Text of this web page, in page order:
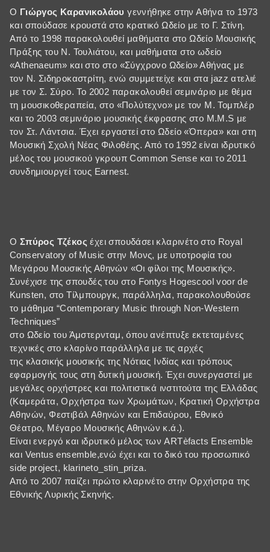
Ο Γιώργος Καρανικολάου γεννήθηκε στην Αθήνα το 1973
και σπούδασε κρουστά στο κρατικό Ωδείο με το Γ. Στίνη.
Από το 1998 παρακολουθεί μαθήματα στο Ωδείο Μουσικής
Πράξης του Ν. Τουλιάτου, και μαθήματα στο ωδείο
«Athenaeum» και στο στο «Σύγχρονο Ωδείο» Αθήνας με
τον Ν. Σιδηροκαστρίτη, ενώ συμμετείχε και στα jazz ατελιέ
με τον Σ. Σύρο. Το 2002 παρακολουθεί σεμινάριο με θέμα
τη μουσικοθεραπεία, στο «Πολύτεχνο» με τον Μ. Τομπλέρ
και το 2003 σεμινάριο μουσικής έκφρασης στο M.M.S με
τον Στ. Λάντσια. Έχει εργαστεί στο Ωδείο «Όπερα» και στη
Μουσική Σχολή Νέας Φιλοθέης. Από το 1992 είναι ιδρυτικό
μέλος του μουσικού γκρουπ Common Sense και το 2011
συνδημιουργεί τους Earnest.
Ο Σπύρος Τζέκος έχει σπουδάσει κλαρινέτο στο Royal
Conservatory of Music στην Μονς, με υποτροφία του
Μεγάρου Μουσικής Αθηνών «Οι φίλοι της Μουσικής».
Συνέχισε της σπουδές του στο Fontys Hogescool voor de
Kunsten, στο Τίλμπουργκ, παράλληλα, παρακολουθούσε
το μάθημα “Contemporary Music through Non-Western
Techniques”
στο Ωδείο του Άμστερνταμ, όπου ανέπτυξε εκτεταμένες
τεχνικές στο κλαρίνο παράλληλα με τις αρχές
της κλασικής μουσικής της Νότιας Ινδίας και τρόπους
εφαρμογής τους στη δυτική μουσική. Έχει συνεργαστεί με
μεγάλες ορχήστρες και πολιτιστικά ινστιτούτα της Ελλάδας
(Καμεράτα, Ορχήστρα των Χρωμάτων, Κρατική Ορχήστρα
Αθηνών, Φεστιβάλ Αθηνών και Επιδαύρου, Εθνικό
Θέατρο, Μέγαρο Μουσικής Αθηνών κ.ά.).
Είναι ενεργό και ιδρυτικό μέλος των ARTèfacts Ensemble
και Ventus ensemble,ενώ έχει και το δικό του προσωπικό
side project, klarineto_stin_priza.
Από το 2007 παίζει πρώτο κλαρινέτο στην Ορχήστρα της
Εθνικής Λυρικής Σκηνής.